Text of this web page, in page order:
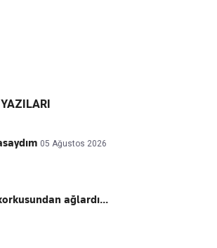
05 Ağustos 2026
ağlardı...